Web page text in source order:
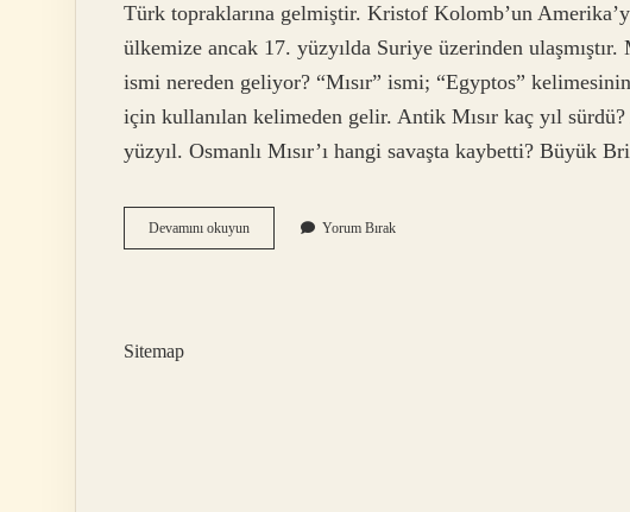
Türk topraklarına gelmiştir. Kristof Kolomb’un
ülkemize ancak 17. yüzyılda Suriye üzerinden ulaşmıştır.
ismi nereden geliyor? “Mısır” ismi; “Egyptos”
için kullanılan kelimeden gelir. Antik Mısır kaç yıl
yüzyıl. Osmanlı Mısır’ı hangi savaşta kaybetti? Büyük
Devamını okuyunMısır
Avrupaya
Yorum Bırak
Sitemap